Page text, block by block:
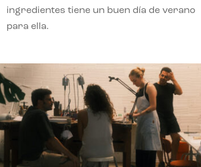
ingredientes tiene un buen día de verano
para ella.